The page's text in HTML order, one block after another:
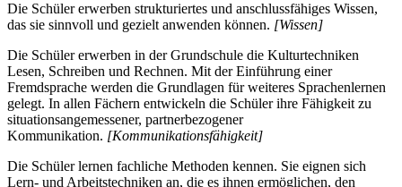
Die Schüler erwerben strukturiertes und anschlussfähiges Wissen,
das sie sinnvoll und gezielt anwenden können. [Wissen]
Die Schüler erwerben in der Grundschule die Kulturtechniken
Lesen, Schreiben und Rechnen. Mit der Einführung einer
Fremdsprache werden die Grundlagen für weiteres Sprachenlernen
gelegt. In allen Fächern entwickeln die Schüler ihre Fähigkeit zu
situationsangemessener, partnerbezogener
Kommunikation. [Kommunikationsfähigkeit]
Die Schüler lernen fachliche Methoden kennen. Sie eignen sich
Lern- und Arbeitstechniken an, die es ihnen ermöglichen, den